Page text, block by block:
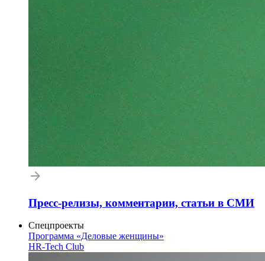
Пресс-релизы, комментарии, статьи в СМИ
Спецпроекты
Программа «Деловые женщины»
HR-Tech Club